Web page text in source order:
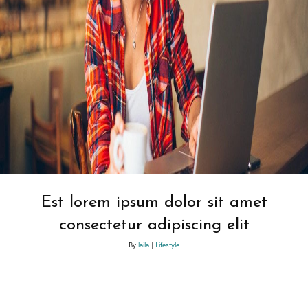
Est lorem ipsum dolor sit amet
consectetur adipiscing elit
By laila Lifestyle